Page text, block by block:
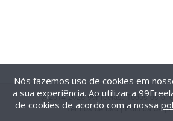
@2014-2026 99Freelas. Todos os
Termos de uso| Política de
Nós fazemos uso de cookies em
a sua experiência. Ao utilizar a
de cookies de acordo com a nossa